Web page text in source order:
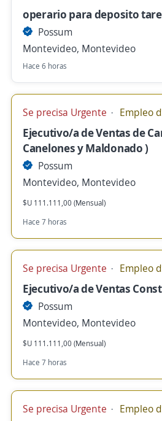
operario para deposito
Possum
Montevideo, Montevideo
Hace 6 horas
Se precisa Urgente Empleo
Ejecutivo/a de Ventas de
Canelones y Maldonado )
Possum
Montevideo, Montevideo
$U 111.111,00 (Mensual)
Hace 7 horas
Se precisa Urgente Empleo
Ejecutivo/a de Ventas
Possum
Montevideo, Montevideo
$U 111.111,00 (Mensual)
Hace 7 horas
Se precisa Urgente Empleo